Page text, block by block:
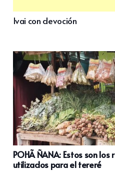
Ivai con devoción
POHÃ ÑANA: Estos son
utilizados para el tereré